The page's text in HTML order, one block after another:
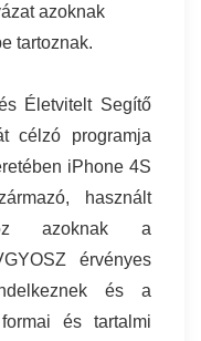
azoknak
tartoznak.
Életvitelt Segítő
célzó programja
iPhone 4S
használt
azoknak a
érvényes
és a
és tartalmi